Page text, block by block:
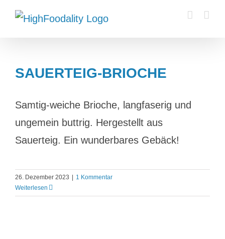
Zum
Inhalt
SAUERTEIG-BRIOCHE
Samtig-weiche Brioche, langfaserig und
ungemein buttrig. Hergestellt aus
Sauerteig. Ein wunderbares Gebäck!
26. Dezember 2023
1 Kommentar
Weiterlesen